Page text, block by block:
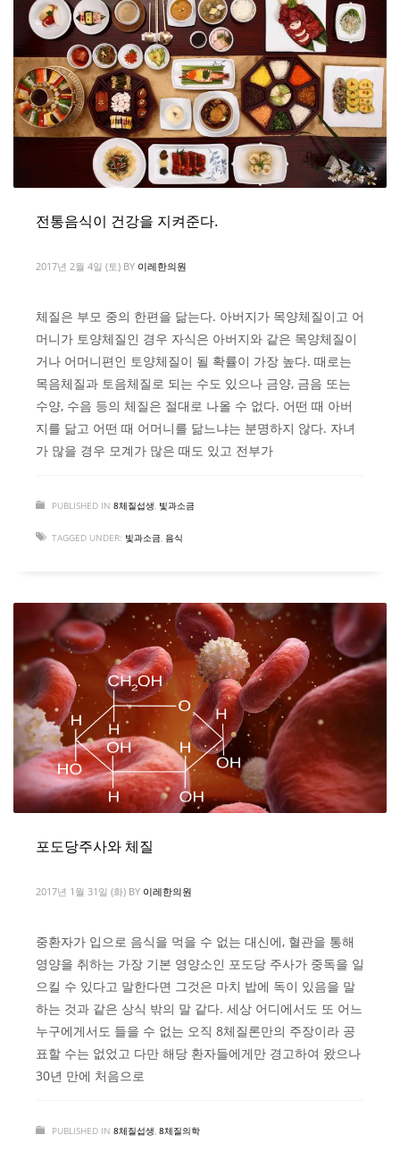
전통음식이 건강을 지켜준다.
2017년 2월 4일 (토) BY 이레한의원
체질은 부모 중의 한편을 닮는다. 아버지가 목양체질이고 어
머니가 토양체질인 경우 자식은 아버지와 같은 목양체질이
거나 어머니편인 토양체질이 될 확률이 가장 높다. 때로는
목음체질과 토음체질로 되는 수도 있으나 금양, 금음 또는
수양, 수음 등의 체질은 절대로 나올 수 없다. 어떤 때 아버
지를 닮고 어떤 때 어머니를 닮느냐는 분명하지 않다. 자녀
가 많을 경우 모계가 많은 때도 있고 전부가
PUBLISHED IN 8체질섭생, 빛과소금
TAGGED UNDER: 빛과소금, 음식
포도당주사와 체질
2017년 1월 31일 (화) BY 이레한의원
중환자가 입으로 음식을 먹을 수 없는 대신에, 혈관을 통해
영양을 취하는 가장 기본 영양소인 포도당 주사가 중독을 일
으킬 수 있다고 말한다면 그것은 마치 밥에 독이 있음을 말
하는 것과 같은 상식 밖의 말 같다. 세상 어디에서도 또 어느
누구에게서도 들을 수 없는 오직 8체질론만의 주장이라 공
표할 수는 없었고 다만 해당 환자들에게만 경고하여 왔으나
30년 만에 처음으로
PUBLISHED IN 8체질섭생, 8체질의학